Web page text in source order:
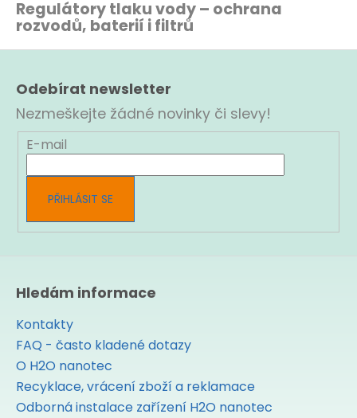
l
á
d
a
r
y
v
s
Regulátory tlaku vody – ochrana
rozvodů, baterií i filtrů
Odebírat newsletter
Nezmeškejte žádné novinky či slevy!
E-mail
PŘIHLÁSIT SE
Hledám informace
Kontakty
FAQ - často kladené dotazy
O H2O nanotec
Recyklace, vrácení zboží a reklamace
Odborná instalace zařízení H2O nanotec